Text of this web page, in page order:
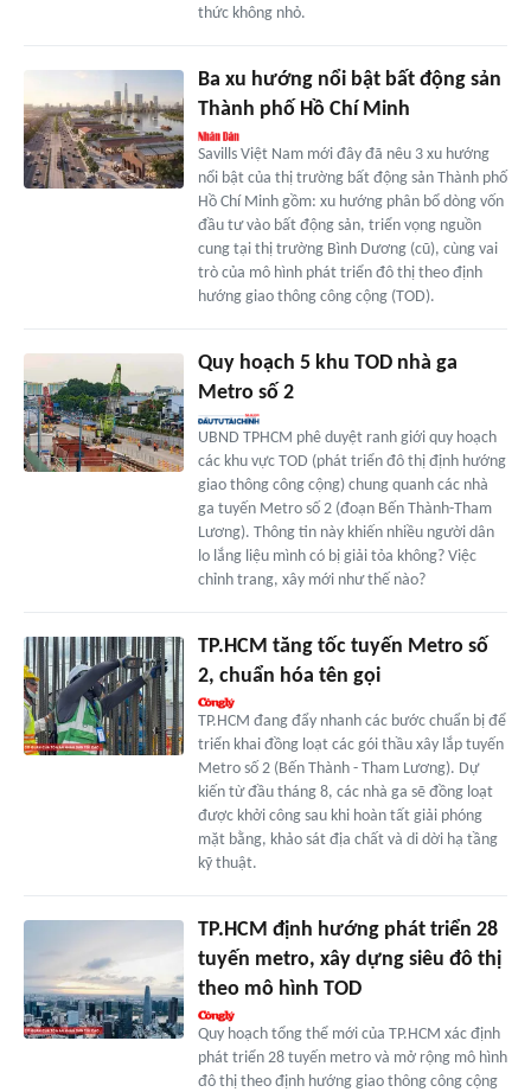
thức không nhỏ.
Ba xu hướng nổi bật bất động sản
Thành phố Hồ Chí Minh
Savills Việt Nam mới đây đã nêu 3 xu hướng
nổi bật của thị trường bất động sản Thành phố
Hồ Chí Minh gồm: xu hướng phân bổ dòng vốn
đầu tư vào bất động sản, triển vọng nguồn
cung tại thị trường Bình Dương (cũ), cùng vai
trò của mô hình phát triển đô thị theo định
hướng giao thông công cộng (TOD).
Quy hoạch 5 khu TOD nhà ga
Metro số 2
UBND TPHCM phê duyệt ranh giới quy hoạch
các khu vực TOD (phát triển đô thị định hướng
giao thông công cộng) chung quanh các nhà
ga tuyến Metro số 2 (đoạn Bến Thành-Tham
Lương). Thông tin này khiến nhiều người dân
lo lắng liệu mình có bị giải tỏa không? Việc
chỉnh trang, xây mới như thế nào?
TP.HCM tăng tốc tuyến Metro số
2, chuẩn hóa tên gọi
TP.HCM đang đẩy nhanh các bước chuẩn bị để
triển khai đồng loạt các gói thầu xây lắp tuyến
Metro số 2 (Bến Thành - Tham Lương). Dự
kiến từ đầu tháng 8, các nhà ga sẽ đồng loạt
được khởi công sau khi hoàn tất giải phóng
mặt bằng, khảo sát địa chất và di dời hạ tầng
kỹ thuật.
TP.HCM định hướng phát triển 28
tuyến metro, xây dựng siêu đô thị
theo mô hình TOD
Quy hoạch tổng thể mới của TP.HCM xác định
phát triển 28 tuyến metro và mở rộng mô hình
đô thị theo định hướng giao thông công cộng